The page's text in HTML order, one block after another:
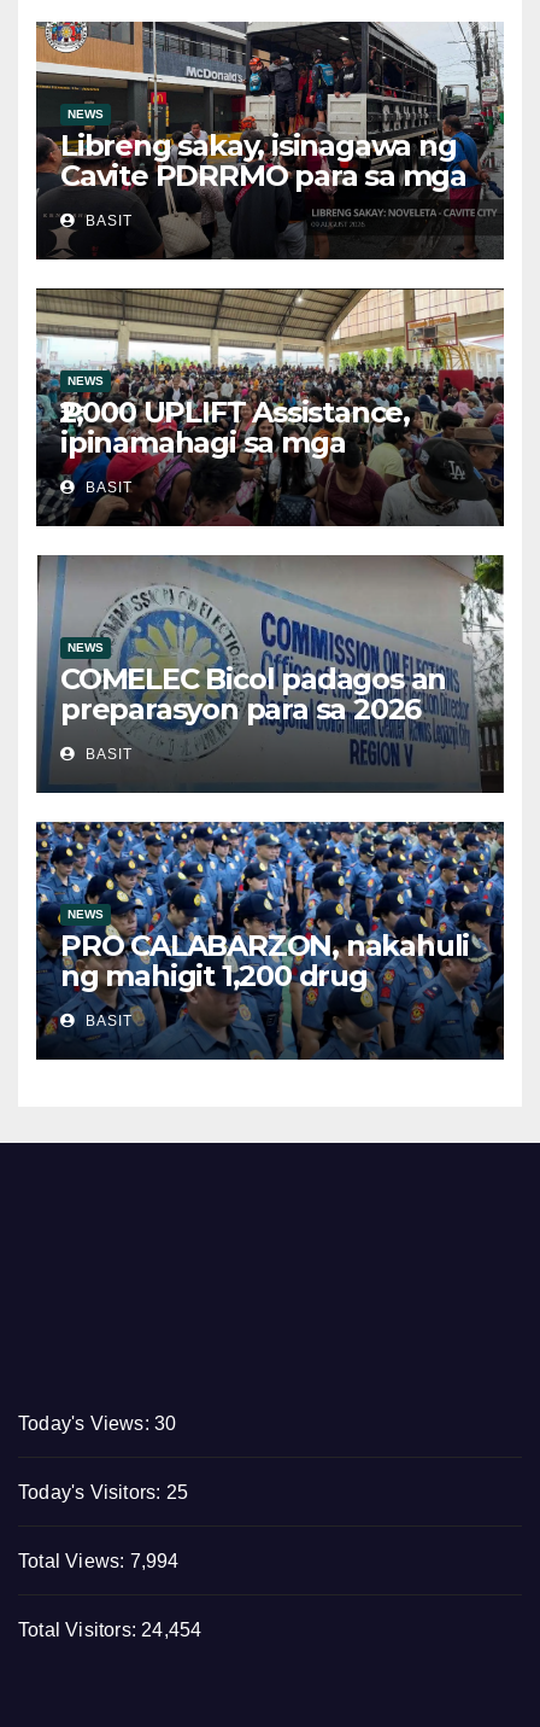
NEWS
Libreng sakay, isinagawa ng
Cavite PDRRMO para sa mga
stranded na commuter
BASIT
NEWS
₱2,000 UPLIFT Assistance,
ipinamahagi sa mga
kwalipikadong benepisyaryo
sa Victoria, Oriental Mindoro
BASIT
NEWS
COMELEC Bicol padagos an
preparasyon para sa 2026
BSKE
BASIT
NEWS
PRO CALABARZON, nakahuli
ng mahigit 1,200 drug
suspects at tinatayang nasa
Php29.6M halaga ng ilegal na
droga nasamsam noong
BASIT
Today's Views: 30
Today's Visitors: 25
Total Views: 7,994
Total Visitors: 24,454